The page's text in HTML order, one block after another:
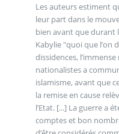
Les auteurs estiment
leur part dans le
bien avant que durant
Kabylie "quoi que l’on
dissidences,
nationalistes a
islamisme, avant que
la remise en cause
l’Etat. [...] La guerre a
comptes et bon